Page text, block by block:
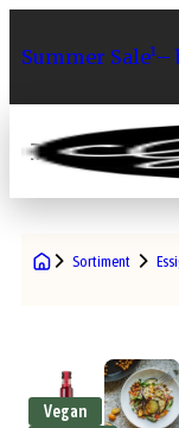
Summer Sale¹–
Sortiment
Vegan